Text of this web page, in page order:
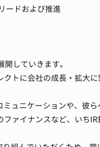
ードおよび推進
していきます。
トに会社の成長・拡大
ミュニケーションや、彼ら
ァイナンスなど、いちIR